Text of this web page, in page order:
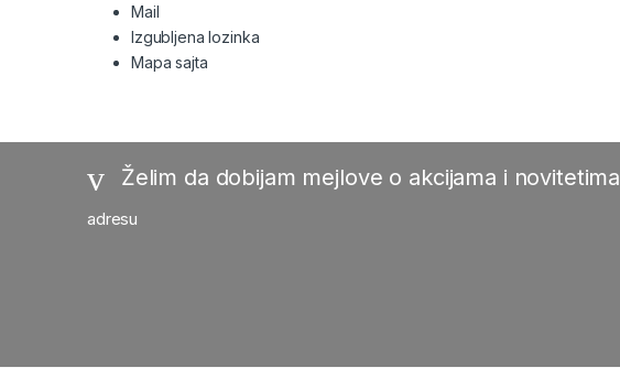
Mail
Izgubljena lozinka
Mapa sajta
Želim da dobijam mejlove o akcijama i novitetima
adresu